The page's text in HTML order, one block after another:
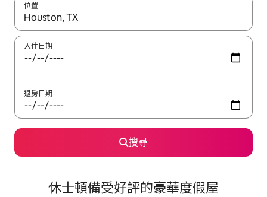
位置
如有搜尋結果，瀏覽內容時請使用上下箭頭，或輕點、滑動裝置。
入住日期
退房日期
搜尋
休士頓備受好評的豪華度假屋